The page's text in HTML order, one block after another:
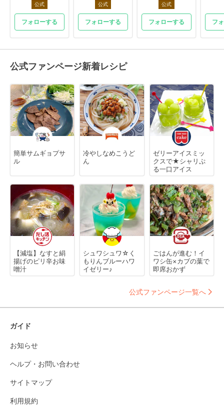
公式
フォローする
公式
フォローする
公式
フォローする フ
公式ファンページ新着レシピ
簡単サムギョプサ
ル
冷やしなめこうど
ん
ゼリーアイスミッ
クスで★シャリぷ
る一口アイス
【減塩】なすと絹
揚げのピリ辛お味
噌汁
シュワシュワ☆く
もりんブルーハワ
イゼリー♪
ごはんが進む！イ
ワシ缶×カブの葉で
即席おかず
公式ファンページ一覧へ
ガイド
お知らせ
ヘルプ・お問い合わせ
サイトマップ
利用規約